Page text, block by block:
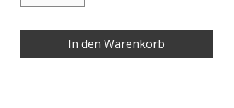
In den Warenkorb